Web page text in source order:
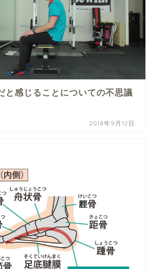
と感じることについての不思議
2018年9月12日